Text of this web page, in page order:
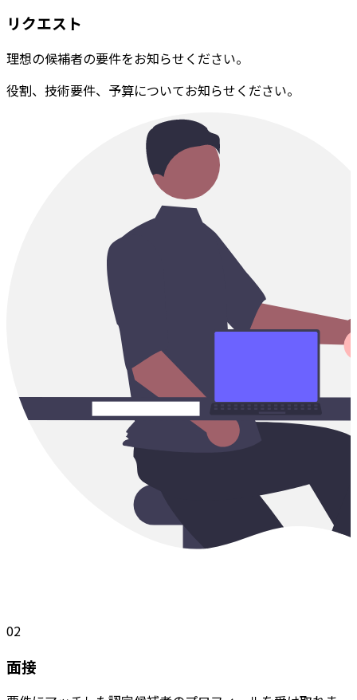
リクエスト
理想の候補者の要件をお知らせください。
役割、技術要件、予算についてお知らせください。
02
面接